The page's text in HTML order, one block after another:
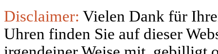
Disclaimer: Vielen Dank für
Uhren finden Sie auf dieser